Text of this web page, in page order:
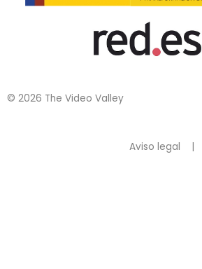
© 2026 The Video Valley
Aviso legal |